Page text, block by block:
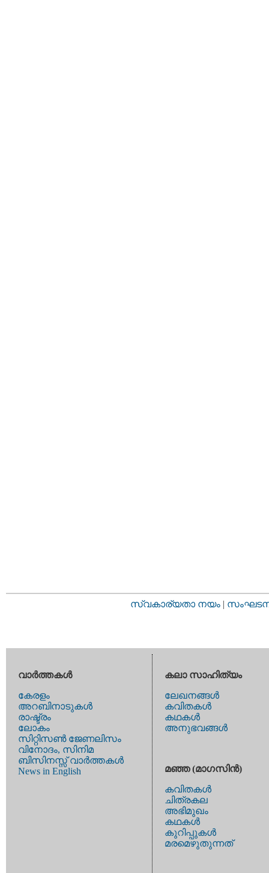
സ്വകാര്യതാ നയം |
വാര്‍ത്തകള്‍
കേരളം
അറബിനാടുകള്‍
രാഷ്ട്രം
ലോകം
സിറ്റിസണ്‍ ജേണലിസം
വിനോദം, സിനിമ
ബിസിനസ്സ് വാര്‍ത്തകള്‍
News in English
കലാ സാഹിത്യം
ലേഖനങ്ങള്‍
കവിതകള്‍
കഥകള്‍
അനുഭവങ്ങള്‍
മഞ്ഞ (മാഗസിന്‍)
കവിതകള്‍
ചിത്രകല
അഭിമുഖം
കഥകള്‍
കുറിപ്പുകള്‍
മരമെഴുതുന്നത്